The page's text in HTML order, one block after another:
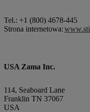
Tel.: +1 (800) 4678-445
Strona internetowa:
USA Zama Inc.
114, Seaboard Lane
Franklin TN 37067
USA